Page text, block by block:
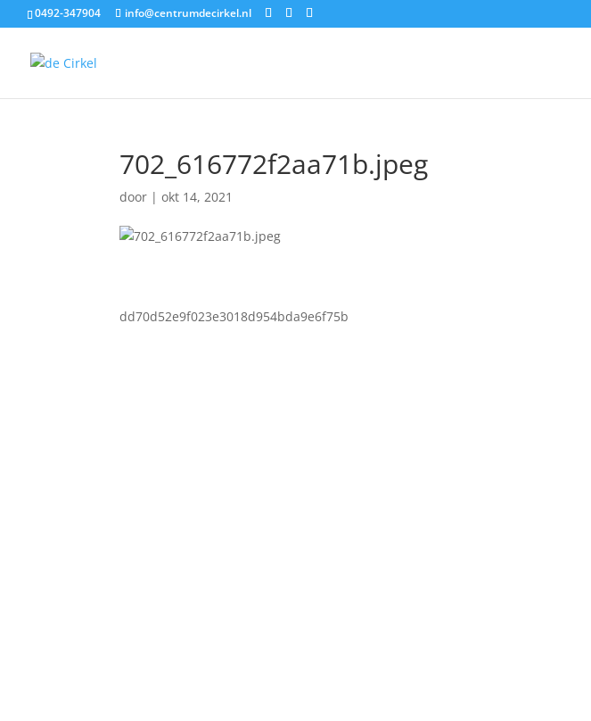
0492-347904 info@centrumdecirkel.nl
702_616772f2aa71b.jpeg
door |okt 14, 2021
dd70d52e9f023e3018d954bda9e6f75b